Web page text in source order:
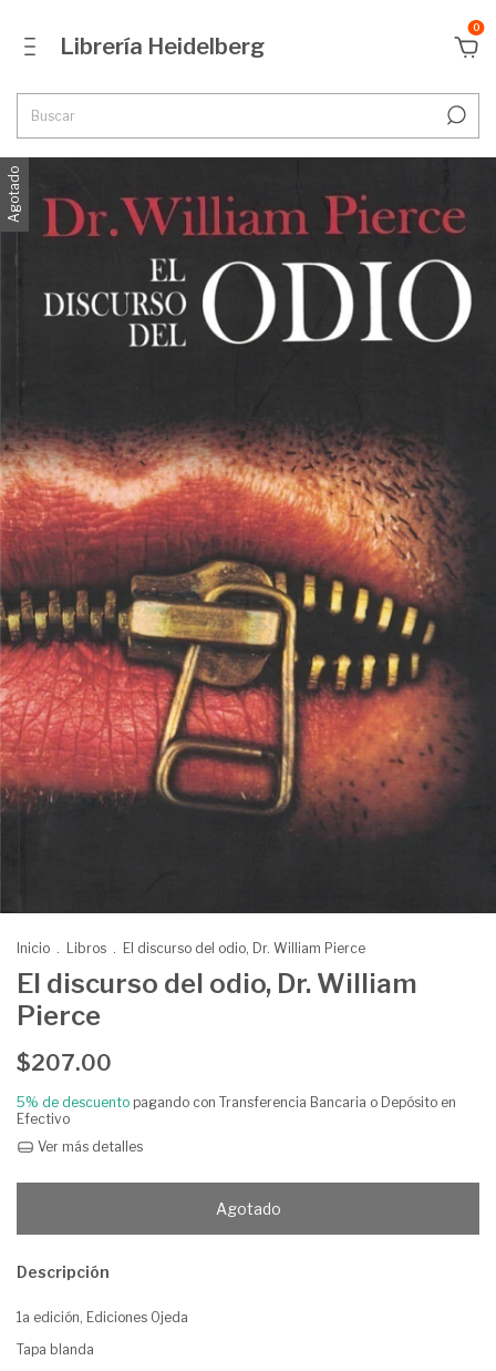
Librería Heidelberg
0
Agotado
Inicio . Libros . El discurso del odio, Dr. William Pierce
El discurso del odio, Dr. William
Pierce
$207.00
5% de descuento pagando con Transferencia Bancaria o Depósito en
Efectivo
Ver más detalles
Descripción
1a edición, Ediciones Ojeda
Tapa blanda